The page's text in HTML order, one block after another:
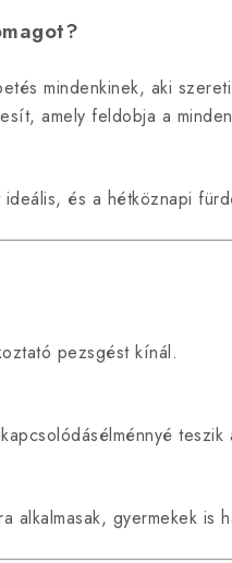
mindenkinek, aki
amely feldobja a
és a hétköznapi
pezsgést kínál.
teszik
gyermekek is